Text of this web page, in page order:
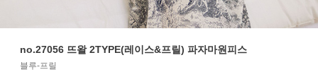
no.27056 뜨왈 2TYPE(레이스&프릴) 파자마원피스
블루-프릴